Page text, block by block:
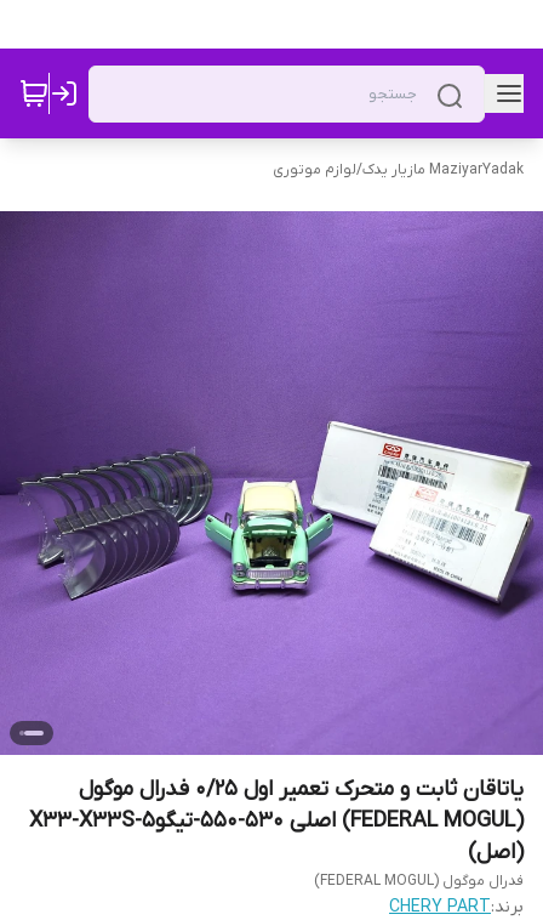
MaziyarYadak مازیار یدک /لوازم موتوری
یاتاقان ثابت و متحرک تعمیر اول 0/25 فدرال موگول
(FEDERAL MOGUL) اصلی 530-550-تیگو5-X33-X33S
(اصل)
فدرال موگول (FEDERAL MOGUL)
برند:CHERY PART